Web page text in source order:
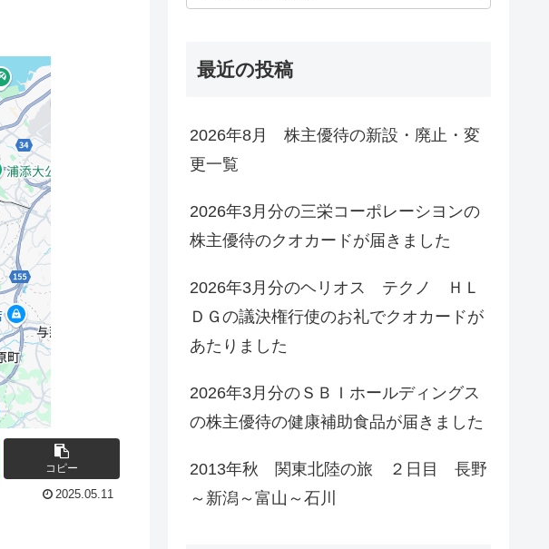
コピー
2025.05.11
最近の投稿
2026年8月 株主優待の新設・廃止・変
更一覧
2026年3月分の三栄コーポレーシヨンの
株主優待のクオカードが届きました
2026年3月分のヘリオス テクノ ＨＬ
ＤＧの議決権行使のお礼でクオカードが
あたりました
2026年3月分のＳＢＩホールディングス
の株主優待の健康補助食品が届きました
2013年秋 関東北陸の旅 ２日目 長野
～新潟～富山～石川